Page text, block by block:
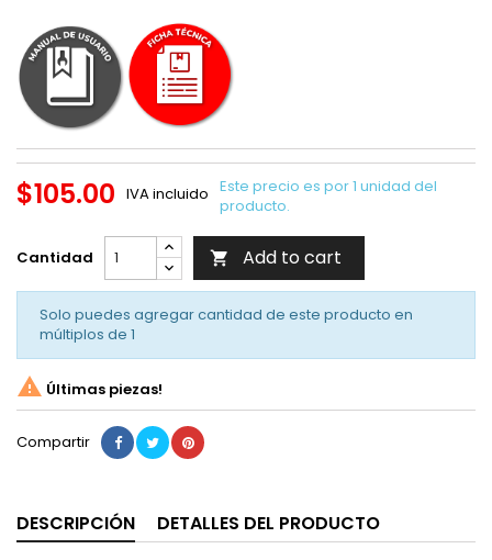
$105.00 IVA incluido Este precio es por 1 unidad del
producto.
Cantidad  Add to cart
Solo puedes agregar cantidad de este producto en
múltiplos de 1
 Últimas piezas!
Compartir
DESCRIPCIÓN DETALLES DEL PRODUCTO